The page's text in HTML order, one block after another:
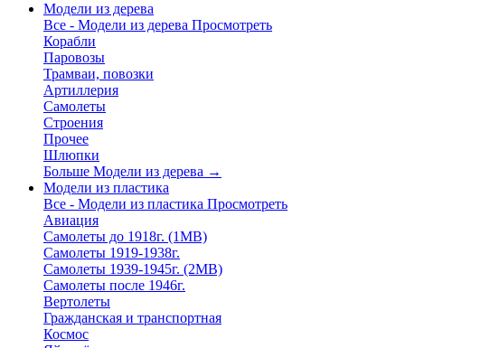
Модели из дерева
Все - Модели из дерева Просмотреть
Корабли
Паровозы
Трамваи, повозки
Артиллерия
Самолеты
Строения
Прочее
Шлюпки
Больше Модели из дерева →
Модели из пластика
Все - Модели из пластика Просмотреть
Авиация
Самолеты до 1918г. (1МВ)
Самолеты 1919-1938г.
Самолеты 1939-1945г. (2МВ)
Самолеты после 1946г.
Вертолеты
Гражданская и транспортная
Космос